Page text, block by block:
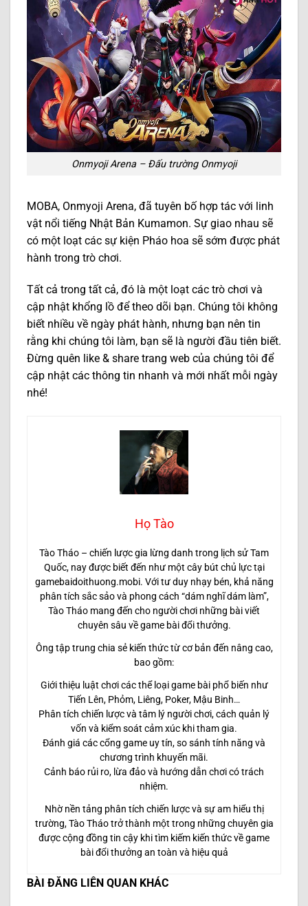
Onmyoji Arena – Đấu trường Onmyoji
MOBA, Onmyoji Arena, đã tuyên bố hợp tác với linh
vật nổi tiếng Nhật Bản Kumamon. Sự giao nhau sẽ
có một loạt các sự kiện Pháo hoa sẽ sớm được phát
hành trong trò chơi.
Tất cả trong tất cả, đó là một loạt các trò chơi và
cập nhật khổng lồ để theo dõi bạn. Chúng tôi không
biết nhiều về ngày phát hành, nhưng bạn nên tin
rằng khi chúng tôi làm, bạn sẽ là người đầu tiên biết.
Đừng quên like & share trang web của chúng tôi để
cập nhật các thông tin nhanh và mới nhất mỗi ngày
nhé!
Họ Tào
Tào Tháo – chiến lược gia lừng danh trong lịch sử Tam
Quốc, nay được biết đến như một cây bút chủ lực tại
gamebaidoithuong.mobi. Với tư duy nhạy bén, khả năng
phân tích sắc sảo và phong cách “dám nghĩ dám làm”,
Tào Tháo mang đến cho người chơi những bài viết
chuyên sâu về game bài đổi thưởng.
Ông tập trung chia sẻ kiến thức từ cơ bản đến nâng cao,
bao gồm:
Giới thiệu luật chơi các thể loại game bài phổ biến như
Tiến Lên, Phỏm, Liêng, Poker, Mậu Binh…
Phân tích chiến lược và tâm lý người chơi, cách quản lý
vốn và kiểm soát cảm xúc khi tham gia.
Đánh giá các cổng game uy tín, so sánh tính năng và
chương trình khuyến mãi.
Cảnh báo rủi ro, lừa đảo và hướng dẫn chơi có trách
nhiệm.
Nhờ nền tảng phân tích chiến lược và sự am hiểu thị
trường, Tào Tháo trở thành một trong những chuyên gia
được cộng đồng tin cậy khi tìm kiếm kiến thức về game
bài đổi thưởng an toàn và hiệu quả
BÀI ĐĂNG LIÊN QUAN KHÁC